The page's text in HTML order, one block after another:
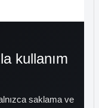
kullanım
saklama ve